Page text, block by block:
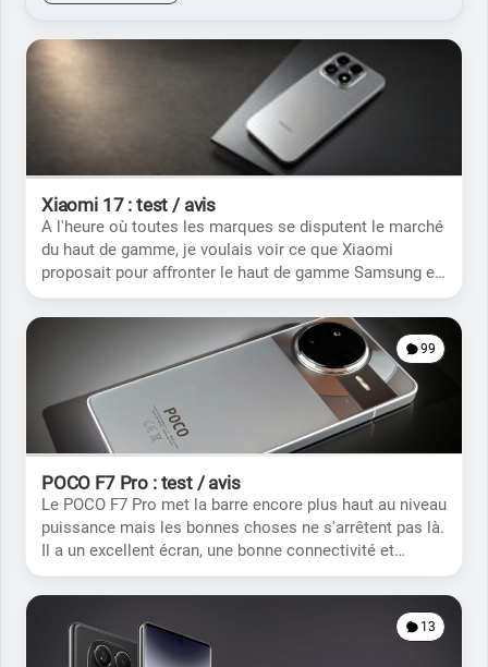
Xiaomi 17 : test / avis
A l'heure où toutes les marques se disputent le marché
du haut de gamme, je voulais voir ce que Xiaomi
proposait pour affronter le haut de gamme Samsung et
Apple. Avec son optique Leica, Xiaomi pourra-t-il faire
de l'ombre aux autres?
99
POCO F7 Pro : test / avis
Le POCO F7 Pro met la barre encore plus haut au niveau
puissance mais les bonnes choses ne s'arrêtent pas là.
Il a un excellent écran, une bonne connectivité et
d'autres choses encore.
13